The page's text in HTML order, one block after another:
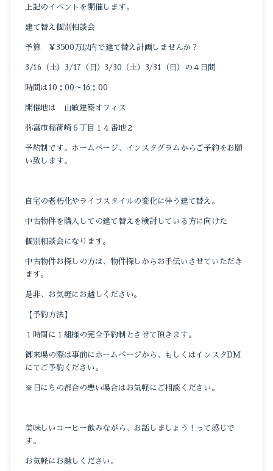
上記のイベントを開催します。
建て替え個別相談会
予算 ￥3500万以内で建て替え計画しませんか？
3/16（土）3/17（日）3/30（土）3/31（日）の４日間
時間は10：00～16：00
開催地は 山敏建築オフィス
弥富市稲荷崎６丁目１４番地２
予約制です。ホームページ、インスタグラムからご予約をお願
い致します。
自宅の老朽化やライフスタイルの変化に伴う建て替え。
中古物件を購入しての建て替えを検討している方に向けた
個別相談会になります。
中古物件お探しの方は、物件探しからお手伝いさせていただき
ます。
是非、お気軽にお越しください。
【予約方法】
１時間に１組様の完全予約制とさせて頂きます。
御来場の際は事前にホームページから、もしくはインスタDM
にてご予約ください。
※日にちの都合の悪い場合はお気軽にご相談ください。
美味しいコーヒー飲みながら、お話しましょう！って感じで
す。
お気軽にお越しください。